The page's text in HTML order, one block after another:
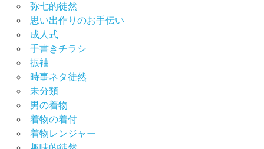
弥七的徒然
思い出作りのお手伝い
成人式
手書きチラシ
振袖
時事ネタ徒然
未分類
男の着物
着物の着付
着物レンジャー